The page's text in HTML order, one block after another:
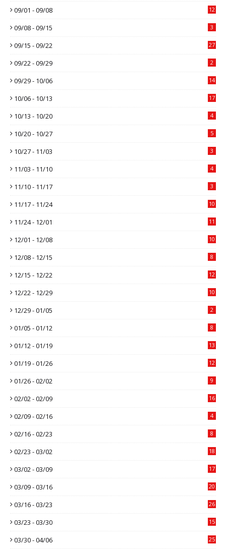
09/01 - 09/08 12
09/08 - 09/15 3
09/15 - 09/22 27
09/22 - 09/29 2
09/29 - 10/06 14
10/06 - 10/13 17
10/13 - 10/20 4
10/20 - 10/27 5
10/27 - 11/03 3
11/03 - 11/10 4
11/10 - 11/17 3
11/17 - 11/24 10
11/24 - 12/01 11
12/01 - 12/08 10
12/08 - 12/15 8
12/15 - 12/22 12
12/22 - 12/29 10
12/29 - 01/05 2
01/05 - 01/12 8
01/12 - 01/19 13
01/19 - 01/26 12
01/26 - 02/02 9
02/02 - 02/09 16
02/09 - 02/16 4
02/16 - 02/23 8
02/23 - 03/02 18
03/02 - 03/09 17
03/09 - 03/16 20
03/16 - 03/23 26
03/23 - 03/30 15
03/30 - 04/06 25